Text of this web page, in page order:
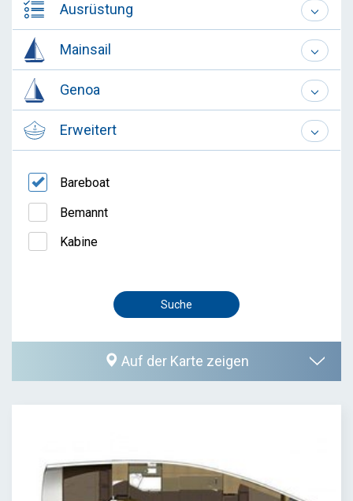
Ausrüstung
Mainsail
Genoa
Erweitert
Bareboat
Bemannt
Kabine
Auf der Karte zeigen